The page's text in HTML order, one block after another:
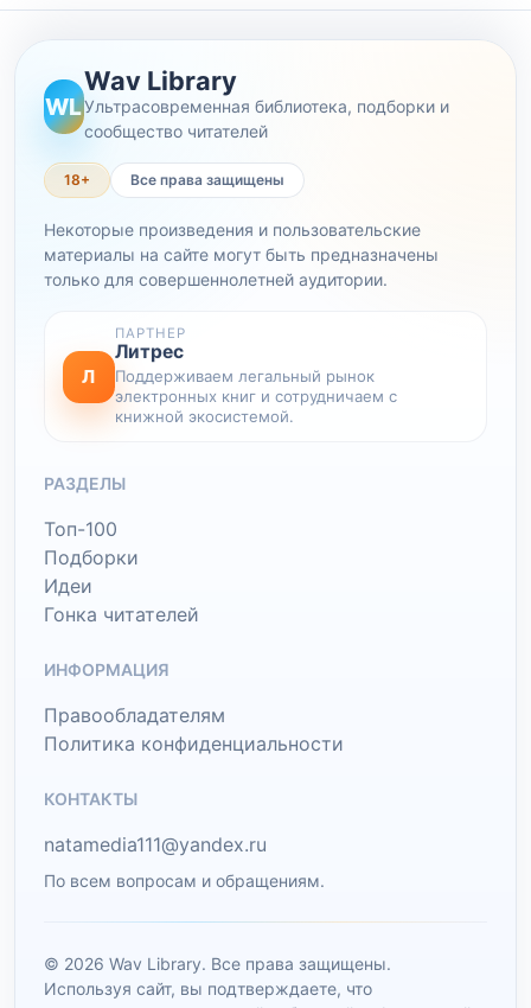
WL
Wav Library
Ультрасовременная библиотека, подборки и
сообщество читателей
18+ Все права защищены
Некоторые произведения и пользовательские
материалы на сайте могут быть предназначены
только для совершеннолетней аудитории.
Л
ПАРТНЕР
Литрес
Поддерживаем легальный рынок
электронных книг и сотрудничаем с
книжной экосистемой.
РАЗДЕЛЫ
Топ-100
Подборки
Идеи
Гонка читателей
ИНФОРМАЦИЯ
Правообладателям
Политика конфиденциальности
КОНТАКТЫ
natamedia111@yandex.ru
По всем вопросам и обращениям.
© 2026 Wav Library. Все права защищены.
Используя сайт, вы подтверждаете, что